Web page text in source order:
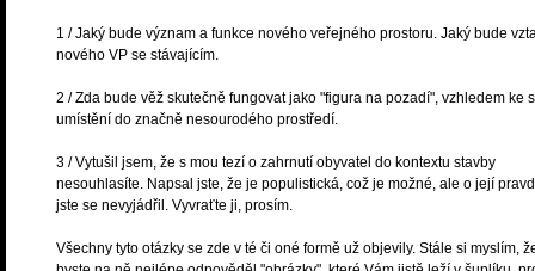
1 / Jaký bude význam a funkce nového veřejného prostoru. Jaký bude
nového VP se stávajícím.
2 / Zda bude věž skutečně fungovat jako "figura na pozadí", vzhledem ke
umístění do značně nesourodého prostředí.
3 / Vytušil jsem, že s mou tezí o zahrnutí obyvatel do kontextu stavby
nesouhlasíte. Napsal jste, že je populistická, což je možné, ale o její
jste se nevyjádřil. Vyvraťte ji, prosím.
Všechny tyto otázky se zde v té či oné formě už objevily. Stále si myslím,